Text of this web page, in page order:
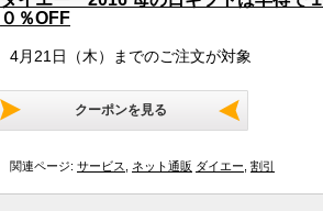
０％OFF
4月21日（木）までのご注文が対象
クーポンを見る
関連ページ: サービス ネット通販 ダイエー 割引